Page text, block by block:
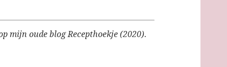
mijn oude blog Recepthoekje (2020).